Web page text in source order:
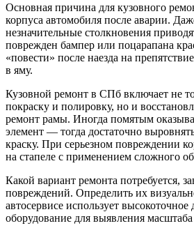
Основная причина для кузовного
корпуса автомобиля после аварии.
незначительные столкновения
поврежден бампер или поцарапана
«повести» после наезда на
в яму.
Кузовной ремонт в СПб включает не
покраску и полировку, но и
ремонт рамы. Иногда помятым
элемент — тогда достаточно
краску. При серьезном повреждении
на стапеле с применением сложного
Какой вариант ремонта потребуется,
повреждений. Определить их
автосервисе использует высокоточное
оборудование для выявления